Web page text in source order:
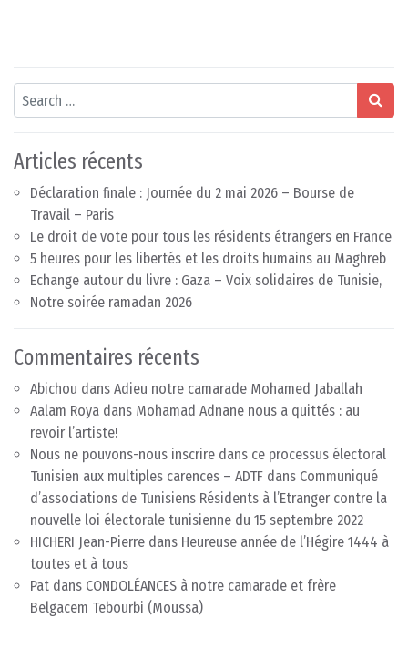
Search
Articles récents
Déclaration finale : Journée du 2 mai 2026 – Bourse de
Travail – Paris
Le droit de vote pour tous les résidents étrangers en France
5 heures pour les libertés et les droits humains au Maghreb
Echange autour du livre : Gaza – Voix solidaires de Tunisie,
Notre soirée ramadan 2026
Commentaires récents
Abichou dans Adieu notre camarade Mohamed Jaballah
Aalam Roya dans Mohamad Adnane nous a quittés : au
revoir l’artiste!
Nous ne pouvons-nous inscrire dans ce processus électoral
Tunisien aux multiples carences – ADTF dans Communiqué
d’associations de Tunisiens Résidents à l’Etranger contre la
nouvelle loi électorale tunisienne du 15 septembre 2022
HICHERI Jean-Pierre dans Heureuse année de l’Hégire 1444 à
toutes et à tous
Pat dans CONDOLÉANCES à notre camarade et frère
Belgacem Tebourbi (Moussa)